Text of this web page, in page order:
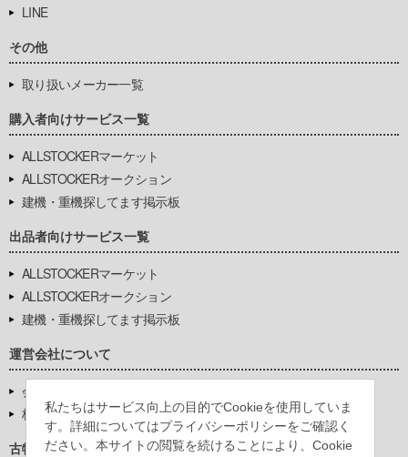
私たちはサービス向上の目的でCookieを使用していま
す。詳細についてはプライバシーポリシーをご確認く
ださい。本サイトの閲覧を続けることにより、Cookie
LINE
その他
取り扱いメーカー一覧
購入者向けサービス一覧
ALLSTOCKERマーケット
ALLSTOCKERオークション
建機・重機探してます掲示板
出品者向けサービス一覧
ALLSTOCKERマーケット
ALLSTOCKERオークション
建機・重機探してます掲示板
運営会社について
会社基本情報
株式会社豊環境開発
古物営業法に基づく表示